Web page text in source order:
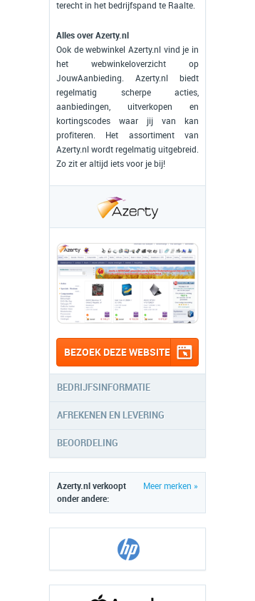
terecht in het bedrijfspand te Raalte.
Alles over Azerty.nl
Ook de webwinkel Azerty.nl vind je in
het webwinkeloverzicht op
JouwAanbieding. Azerty.nl biedt
regelmatig scherpe acties,
aanbiedingen, uitverkopen en
kortingscodes waar jij van kan
profiteren. Het assortiment van
Azerty.nl wordt regelmatig uitgebreid.
Zo zit er altijd iets voor je bij!
BEZOEK DEZE WEBSITE
BEDRIJFSINFORMATIE
AFREKENEN EN LEVERING
BEOORDELING
Meer merken »
Azerty.nl verkoopt
onder andere: